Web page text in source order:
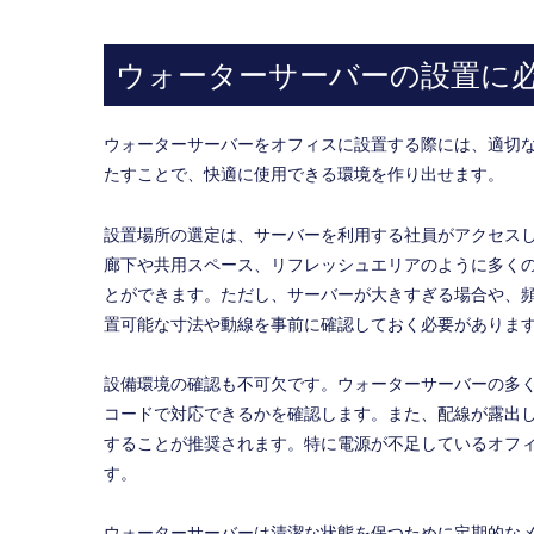
ウォーターサーバーの設置に
ウォーターサーバーをオフィスに設置する際には、適
たすことで、快適に使用できる環境を作り出せます。
設置場所の選定は、サーバーを利用する社員がアクセス
廊下や共用スペース、リフレッシュエリアのように多
とができます。ただし、サーバーが大きすぎる場合や
置可能な寸法や動線を事前に確認しておく必要がありま
設備環境の確認も不可欠です。ウォーターサーバーの多
コードで対応できるかを確認します。また、配線が露
することが推奨されます。特に電源が不足しているオフ
す。